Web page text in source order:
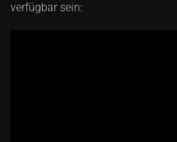
verfügbar sein: